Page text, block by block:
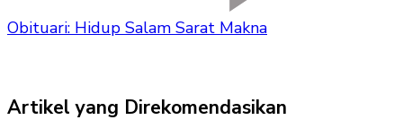
Obituari: Hidup Salam Sarat Makna
Artikel yang Direkomendasikan